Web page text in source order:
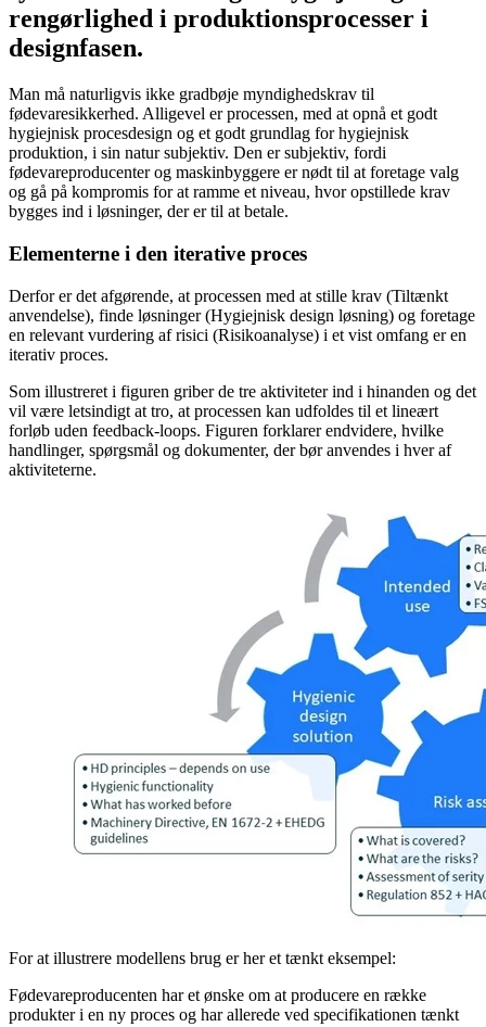
rengørlighed i produktionsprocesser i
designfasen.
Man må naturligvis ikke gradbøje myndighedskrav til
fødevaresikkerhed. Alligevel er processen, med at opnå et godt
hygiejnisk procesdesign og et godt grundlag for hygiejnisk
produktion, i sin natur subjektiv. Den er subjektiv, fordi
fødevareproducenter og maskinbyggere er nødt til at foretage valg
og gå på kompromis for at ramme et niveau, hvor opstillede krav
bygges ind i løsninger, der er til at betale.
Elementerne i den iterative proces
Derfor er det afgørende, at processen med at stille krav (Tiltænkt
anvendelse), finde løsninger (Hygiejnisk design løsning) og foretage
en relevant vurdering af risici (Risikoanalyse) i et vist omfang er en
iterativ proces.
Som illustreret i figuren griber de tre aktiviteter ind i hinanden og det
vil være letsindigt at tro, at processen kan udfoldes til et lineært
forløb uden feedback-loops. Figuren forklarer endvidere, hvilke
handlinger, spørgsmål og dokumenter, der bør anvendes i hver af
aktiviteterne.
For at illustrere modellens brug er her et tænkt eksempel:
Fødevareproducenten har et ønske om at producere en række
produkter i en ny proces og har allerede ved specifikationen tænkt